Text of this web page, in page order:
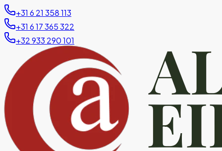
+31 6 21 358 113
+31 6 17 365 322
+32 933 290 101